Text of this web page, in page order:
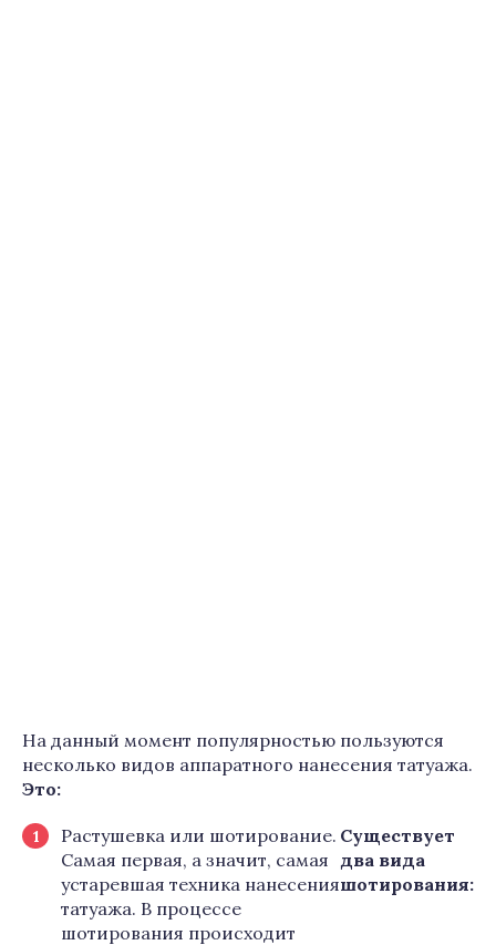
На данный момент популярностью пользуются
несколько видов аппаратного нанесения татуажа.
Это:
Растушевка или шотирование.
Самая первая, а значит, самая
устаревшая техника нанесения
татуажа. В процессе
шотирования происходит
Существует
два вида
шотирования: